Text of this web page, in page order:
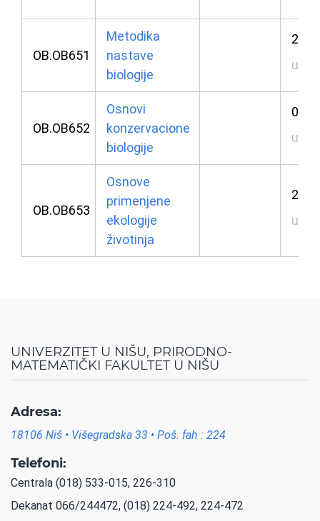
OB.OB651
Metodika
nastave
biologije
u
OB.OB652
Osnovi
konzervacione
biologije
u
OB.OB653
Osnove
primenjene
ekologije
životinja
u
UNIVERZITET U NIŠU, PRIRODNO-
MATEMATIČKI FAKULTET U NIŠU
Adresa:
18106 Niš • Višegradska 33 • Poš. fah : 224
Telefoni:
Centrala (018) 533-015, 226-310
Dekanat 066/244472, (018) 224-492, 224-472